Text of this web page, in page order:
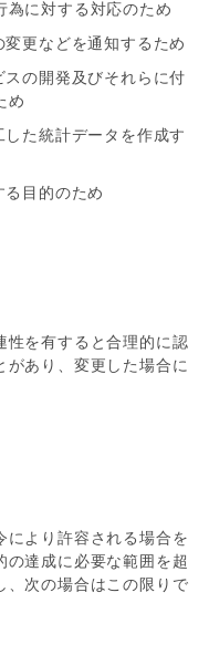
為に対する対応のため
変更などを通知するため
スの開発及びそれらに付
め
した統計データを作成す
る目的のため
性を有すると合理的に認
があり、変更した場合に
により許容される場合を
の達成に必要な範囲を超
、次の場合はこの限りで